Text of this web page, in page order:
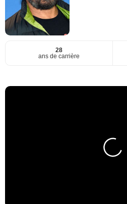
28
ans de carrière